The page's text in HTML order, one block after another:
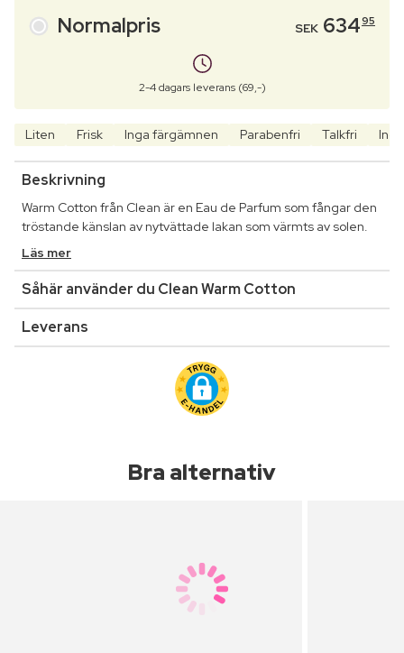
Normalpris SEK 63495
2-4 dagars leverans (69,-)
Liten Frisk Inga färgämnen Parabenfri Talkfri
Beskrivning
Warm Cotton från Clean är en Eau de Parfum som fångar den
tröstande känslan av nytvättade lakan som värmts av solen.
Läs mer
Såhär använder du Clean Warm Cotton
Leverans
Bra alternativ